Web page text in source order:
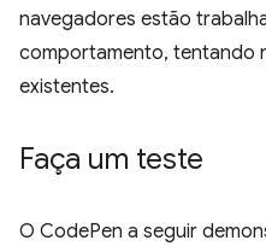
navegadores estão
comportamento, tentando
existentes.
Faça um teste
O CodePen a seguir